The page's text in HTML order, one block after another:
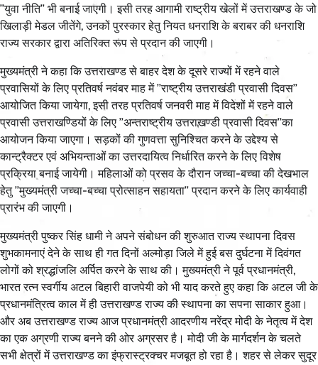
’’युवा नीति’’ भी बनाई जाएगी। इसी तरह आगामी राष्ट्रीय खेलों में उत्तराखण्ड के जो
खिलाड़ी मेडल जीतेंगे, उनकों पुरस्कार हेतु नियत धनराशि के बराबर की धनराशि
राज्य सरकार द्वारा अतिरिक्त रूप से प्रदान की जाएगी।
मुख्यमंत्री ने कहा कि उत्तराखण्ड से बाहर देश के दूसरे राज्यों में रहने वाले
प्रवासियों के लिए प्रतिवर्ष नवंबर माह में ’’राष्ट्रीय उत्तराखंडी प्रवासी दिवस’’
आयोजित किया जायेगा, इसी तरह प्रतिवर्ष जनवरी माह में विदेशों में रहने वाले
प्रवासी उत्तराखण्डियों के लिए ’’अन्तराष्ट्रीय उत्तराखण्डी प्रवासी दिवस’’का
आयोजन किया जाएगा। सड़कों की गुणवत्ता सुनिश्चित करने के उद्देश्य से
कान्ट्रैक्टर एवं अभियन्ताओं का उत्तरदायित्व निर्धारित करने के लिए विशेष
प्रक्रिया बनाई जायेगी। महिलाओं को प्रसव के दौरान जच्चा-बच्चा की देखभाल
हेतु ’’मुख्यमंत्री जच्चा-बच्चा प्रोत्साहन सहायता’’ प्रदान करने के लिए कार्यवाही
प्रारंभ की जाएगी।
मुख्यमंत्री पुष्कर सिंह धामी ने अपने संबोधन की शुरुआत राज्य स्थापना दिवस
शुभकामनाएं देने के साथ ही गत दिनों अल्मोड़ा जिले में हुई बस दुर्घटना में दिवंगत
लोगों को श्रद्धांजलि अर्पित करने के साथ की। मुख्यमंत्री ने पूर्व प्रधानमंत्री,
भारत रत्न स्वर्गीय अटल बिहारी वाजपेयी को भी याद करते हुए कहा कि अटल जी के
प्रधानमंत्रित्व काल में ही उत्तराखण्ड राज्य की स्थापना का सपना साकार हुआ।
और अब उत्तराखण्ड राज्य आज प्रधानमंत्री आदरणीय नरेंद्र मोदी के नेतृत्व में देश
का एक अग्रणी राज्य बनने की ओर अग्रसर है। मोदी जी के मार्गदर्शन के चलते
सभी क्षेत्रों में उत्तराखण्ड का इंफ्रास्ट्रक्चर मजबूत हो रहा है। शहर से लेकर सुदूर